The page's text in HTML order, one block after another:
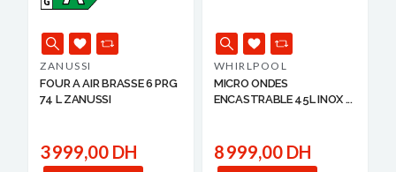
ZANUSSI
FOUR A AIR BRASSE 6 PRG
74 L ZANUSSI
3 999,00 DH
WHIRLPOOL
MICRO ONDES
ENCASTRABLE 45L INOX ...
8 999,00 DH